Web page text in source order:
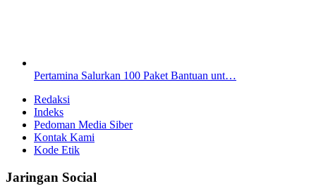
Pertamina Salurkan 100 Paket Bantuan unt…
Redaksi
Indeks
Pedoman Media Siber
Kontak Kami
Kode Etik
Jaringan Social